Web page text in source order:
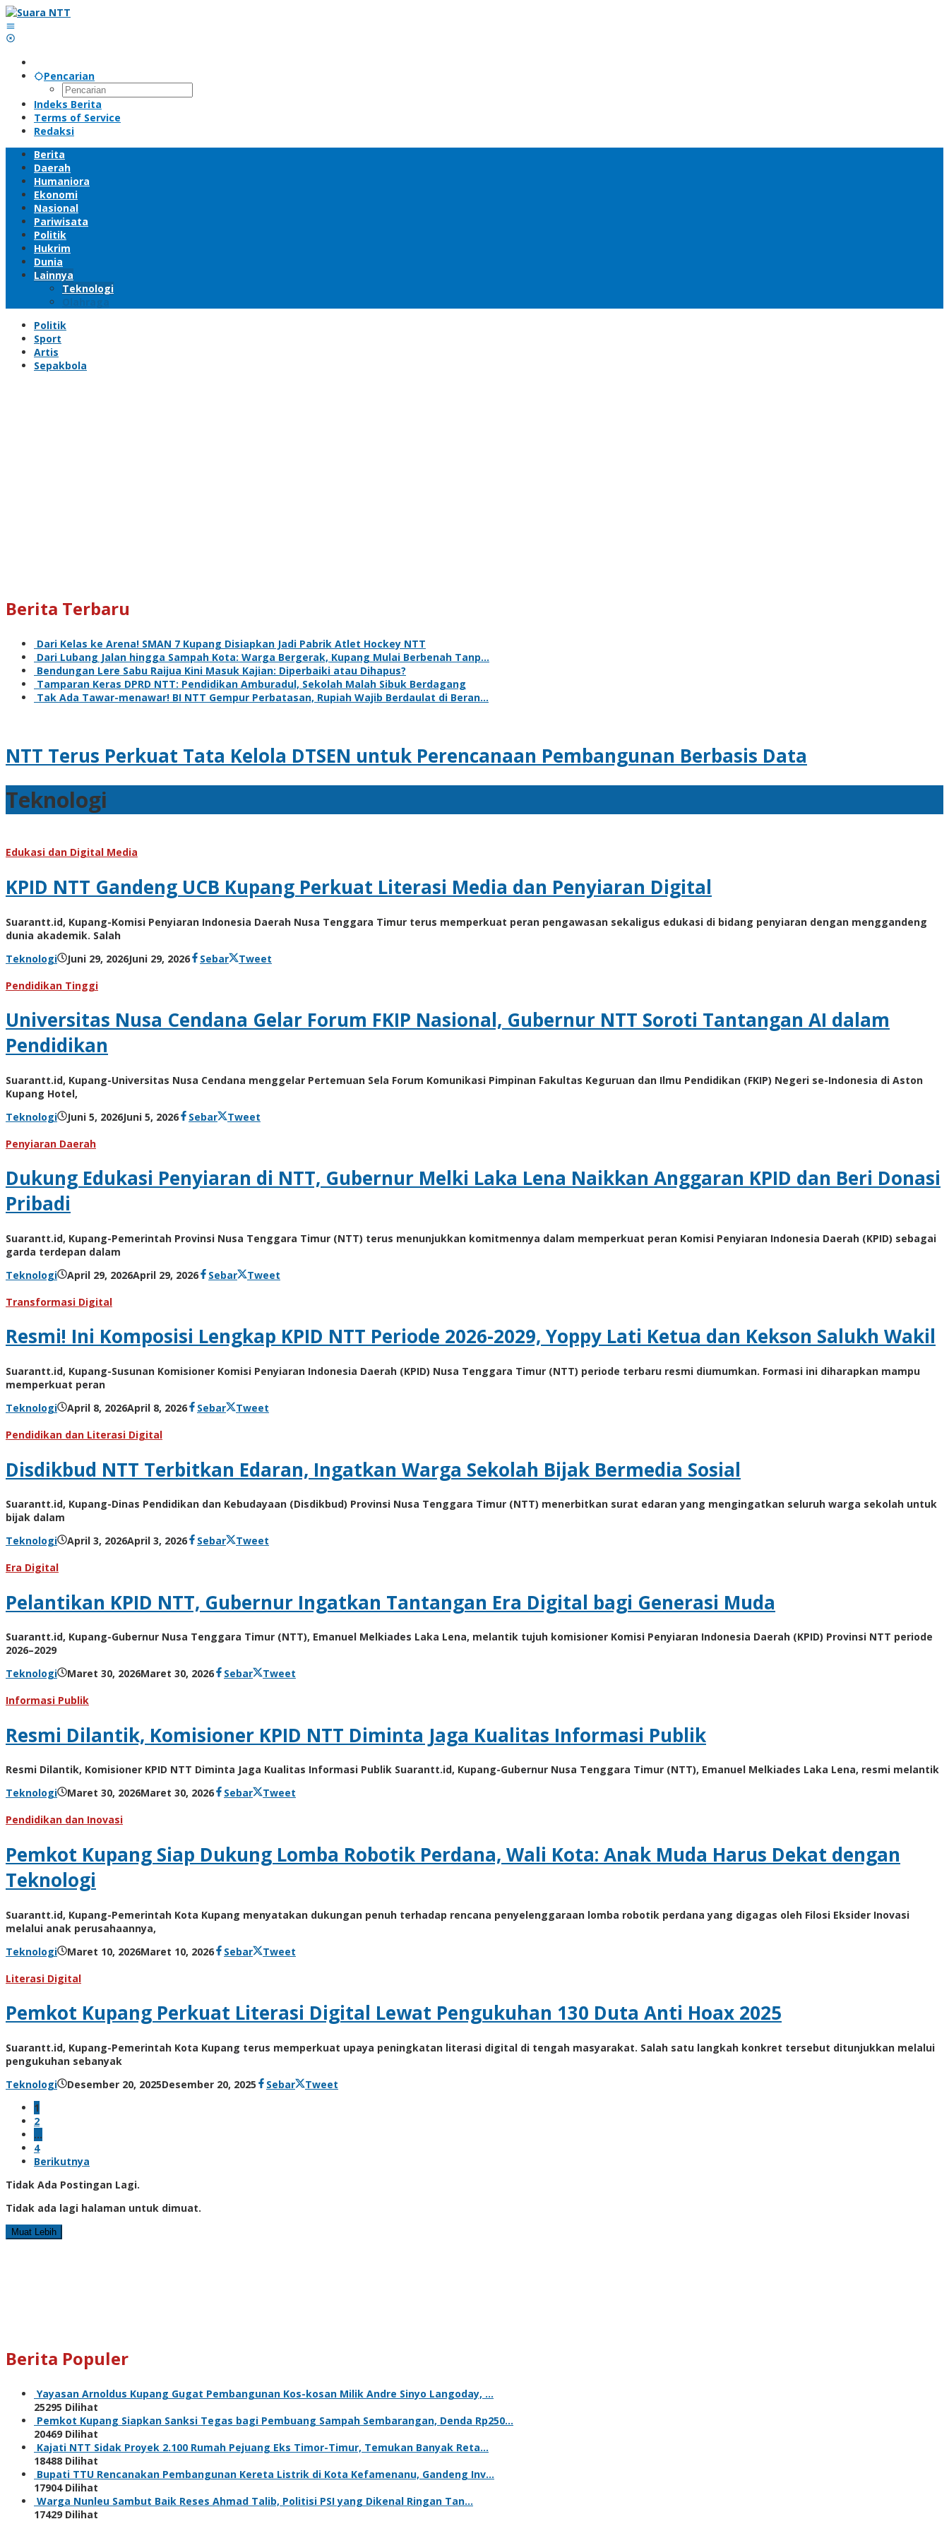
Lewati
ke
konten
Pencarian
Indeks Berita
Terms of Service
Redaksi
Berita
Daerah
Humaniora
Ekonomi
Nasional
Pariwisata
Politik
Hukrim
Dunia
Lainnya
Teknologi
Olahraga
Politik
Sport
Artis
Sepakbola
Berita Terbaru
Dari Kelas ke Arena! SMAN 7 Kupang Disiapkan Jadi Pabrik Atlet Hockey NTT
Dari Lubang Jalan hingga Sampah Kota: Warga Bergerak, Kupang Mulai Berbenah Tanp…
Bendungan Lere Sabu Raijua Kini Masuk Kajian: Diperbaiki atau Dihapus?
Tamparan Keras DPRD NTT: Pendidikan Amburadul, Sekolah Malah Sibuk Berdagang
Tak Ada Tawar-menawar! BI NTT Gempur Perbatasan, Rupiah Wajib Berdaulat di Beran…
NTT Terus Perkuat Tata Kelola DTSEN untuk Perencanaan Pembangunan Berbasis Data
Teknologi
Juli
28,
oleh
Hiro
Sebar
Tweet
Teknologi
Edukasi dan Digital Media
KPID NTT Gandeng UCB Kupang Perkuat Literasi Media dan Penyiaran Digital
Suarantt.id, Kupang-Komisi Penyiaran Indonesia Daerah Nusa Tenggara Timur terus memperkuat peran pengawasan sekaligus edukasi di bidang penyiaran dengan menggandeng
dunia akademik. Salah
Teknologi
Juni 29, 2026Juni 29, 2026olehSebar
Tweet
Pendidikan Tinggi
Universitas Nusa Cendana Gelar Forum FKIP Nasional, Gubernur NTT Soroti Tantangan AI dalam
Pendidikan
Suarantt.id, Kupang-Universitas Nusa Cendana menggelar Pertemuan Sela Forum Komunikasi Pimpinan Fakultas Keguruan dan Ilmu Pendidikan (FKIP) Negeri se-Indonesia di Aston
Kupang Hotel,
Teknologi
Juni 5, 2026Juni 5, 2026olehSebar
Tweet
Penyiaran Daerah
Dukung Edukasi Penyiaran di NTT, Gubernur Melki Laka Lena Naikkan Anggaran KPID dan Beri Donasi
Pribadi
Suarantt.id, Kupang-Pemerintah Provinsi Nusa Tenggara Timur (NTT) terus menunjukkan komitmennya dalam memperkuat peran Komisi Penyiaran Indonesia Daerah (KPID) sebagai
garda terdepan dalam
Teknologi
April 29, 2026April 29, 2026olehSebar
Tweet
Transformasi Digital
Resmi! Ini Komposisi Lengkap KPID NTT Periode 2026-2029, Yoppy Lati Ketua dan Kekson Salukh Wakil
Suarantt.id, Kupang-Susunan Komisioner Komisi Penyiaran Indonesia Daerah (KPID) Nusa Tenggara Timur (NTT) periode terbaru resmi diumumkan. Formasi ini diharapkan mampu
memperkuat peran
Teknologi
April 8, 2026April 8, 2026olehSebar
Tweet
Pendidikan dan Literasi Digital
Disdikbud NTT Terbitkan Edaran, Ingatkan Warga Sekolah Bijak Bermedia Sosial
Suarantt.id, Kupang-Dinas Pendidikan dan Kebudayaan (Disdikbud) Provinsi Nusa Tenggara Timur (NTT) menerbitkan surat edaran yang mengingatkan seluruh warga sekolah untuk
bijak dalam
Teknologi
April 3, 2026April 3, 2026olehSebar
Tweet
Era Digital
Pelantikan KPID NTT, Gubernur Ingatkan Tantangan Era Digital bagi Generasi Muda
Suarantt.id, Kupang-Gubernur Nusa Tenggara Timur (NTT), Emanuel Melkiades Laka Lena, melantik tujuh komisioner Komisi Penyiaran Indonesia Daerah (KPID) Provinsi NTT periode
2026–2029
Teknologi
Maret 30, 2026Maret 30, 2026olehSebar
Tweet
Informasi Publik
Resmi Dilantik, Komisioner KPID NTT Diminta Jaga Kualitas Informasi Publik
Resmi Dilantik, Komisioner KPID NTT Diminta Jaga Kualitas Informasi Publik Suarantt.id, Kupang-Gubernur Nusa Tenggara Timur (NTT), Emanuel Melkiades Laka Lena, resmi melantik
Teknologi
Maret 30, 2026Maret 30, 2026olehSebar
Tweet
Pendidikan dan Inovasi
Pemkot Kupang Siap Dukung Lomba Robotik Perdana, Wali Kota: Anak Muda Harus Dekat dengan
Teknologi
Suarantt.id, Kupang-Pemerintah Kota Kupang menyatakan dukungan penuh terhadap rencana penyelenggaraan lomba robotik perdana yang digagas oleh Filosi Eksider Inovasi
melalui anak perusahaannya,
Teknologi
Maret 10, 2026Maret 10, 2026olehSebar
Tweet
Literasi Digital
Pemkot Kupang Perkuat Literasi Digital Lewat Pengukuhan 130 Duta Anti Hoax 2025
Suarantt.id, Kupang-Pemerintah Kota Kupang terus memperkuat upaya peningkatan literasi digital di tengah masyarakat. Salah satu langkah konkret tersebut ditunjukkan melalui
pengukuhan sebanyak
Teknologi
Desember 20, 2025Desember 20, 2025 olehSebar
Tweet
1
2
…
4
Berikutnya
Tidak Ada Postingan Lagi.
Tidak ada lagi halaman untuk dimuat.
Muat Lebih
Berita Populer
Yayasan Arnoldus Kupang Gugat Pembangunan Kos-kosan Milik Andre Sinyo Langoday, …
25295 Dilihat
Pemkot Kupang Siapkan Sanksi Tegas bagi Pembuang Sampah Sembarangan, Denda Rp250…
20469 Dilihat
Kajati NTT Sidak Proyek 2.100 Rumah Pejuang Eks Timor-Timur, Temukan Banyak Reta…
18488 Dilihat
Bupati TTU Rencanakan Pembangunan Kereta Listrik di Kota Kefamenanu, Gandeng Inv…
17904 Dilihat
Warga Nunleu Sambut Baik Reses Ahmad Talib, Politisi PSI yang Dikenal Ringan Tan…
17429 Dilihat